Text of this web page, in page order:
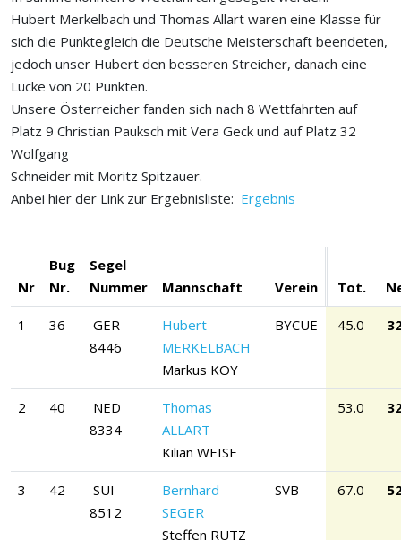
Hubert Merkelbach und Thomas Allart waren eine Klasse für
sich die Punktegleich die Deutsche Meisterschaft beendeten,
jedoch unser Hubert den besseren Streicher, danach eine
Lücke von 20 Punkten.
Unsere Österreicher fanden sich nach 8 Wettfahrten auf
Platz 9 Christian Pauksch mit Vera Geck und auf Platz 32
Wolfgang
Schneider mit Moritz Spitzauer.
Anbei hier der Link zur Ergebnisliste: Ergebnis
Nr
Bug
Nr.
Segel
Nummer
Mannschaft Verein Tot.
1 36
GER
8446
Hubert
MERKELBACH
Markus KOY
BYCUE 45.0
2 40
NED
8334
Thomas
ALLART
Kilian WEISE
53.0
3 42
SUI
8512
Bernhard
SEGER
Steffen RUTZ
SVB 67.0